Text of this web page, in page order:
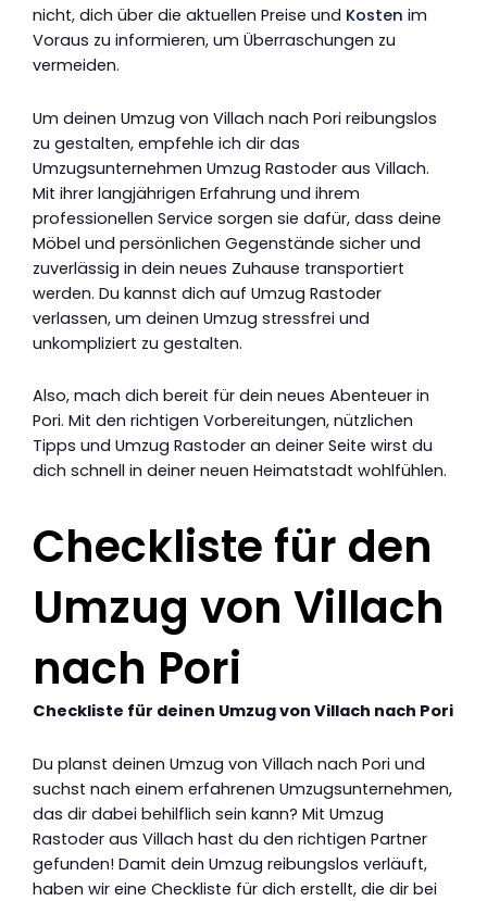
nicht, dich über die aktuellen Preise und Kosten im
Voraus zu informieren, um Überraschungen zu
vermeiden.
Um deinen Umzug von Villach nach Pori reibungslos
zu gestalten, empfehle ich dir das
Umzugsunternehmen Umzug Rastoder aus Villach.
Mit ihrer langjährigen Erfahrung und ihrem
professionellen Service sorgen sie dafür, dass deine
Möbel und persönlichen Gegenstände sicher und
zuverlässig in dein neues Zuhause transportiert
werden. Du kannst dich auf Umzug Rastoder
verlassen, um deinen Umzug stressfrei und
unkompliziert zu gestalten.
Also, mach dich bereit für dein neues Abenteuer in
Pori. Mit den richtigen Vorbereitungen, nützlichen
Tipps und Umzug Rastoder an deiner Seite wirst du
dich schnell in deiner neuen Heimatstadt wohlfühlen.
Checkliste für den
Umzug von Villach
nach Pori
Checkliste für deinen Umzug von Villach nach Pori
Du planst deinen Umzug von Villach nach Pori und
suchst nach einem erfahrenen Umzugsunternehmen,
das dir dabei behilflich sein kann? Mit Umzug
Rastoder aus Villach hast du den richtigen Partner
gefunden! Damit dein Umzug reibungslos verläuft,
haben wir eine Checkliste für dich erstellt, die dir bei